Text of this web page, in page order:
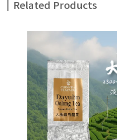
Related Products